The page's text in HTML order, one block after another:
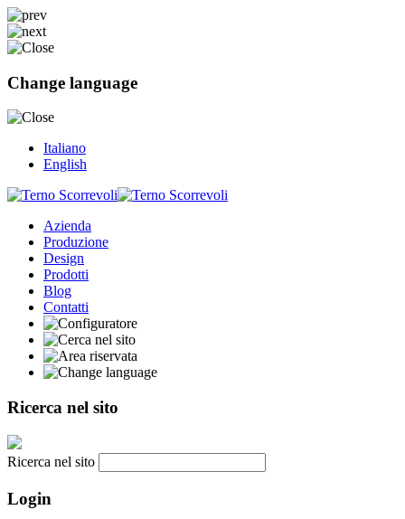
Change language
Italiano
English
Azienda
Produzione
Design
Prodotti
Blog
Contatti
Ricerca nel sito
Ricerca nel sito
Login